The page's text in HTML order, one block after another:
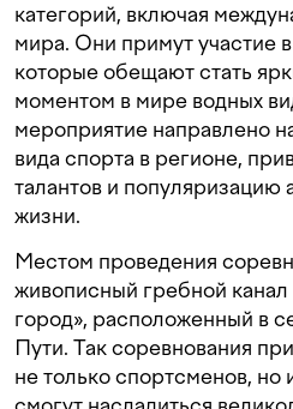
категорий, включая
мира. Они примут участие
которые обещают стать
моментом в мире водных
мероприятие направлено
вида спорта в регионе,
талантов и популяризацию
жизни.
Местом проведения
живописный гребной
город», расположенный в
Пути. Так соревнования
не только спортсменов, но